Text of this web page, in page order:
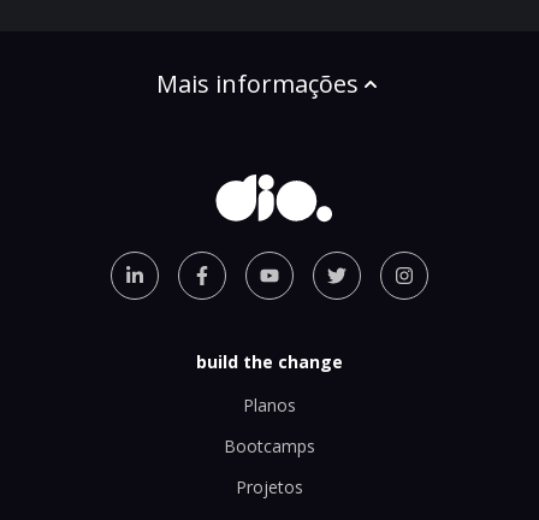
Mais informações
build the change
Planos
Bootcamps
Projetos